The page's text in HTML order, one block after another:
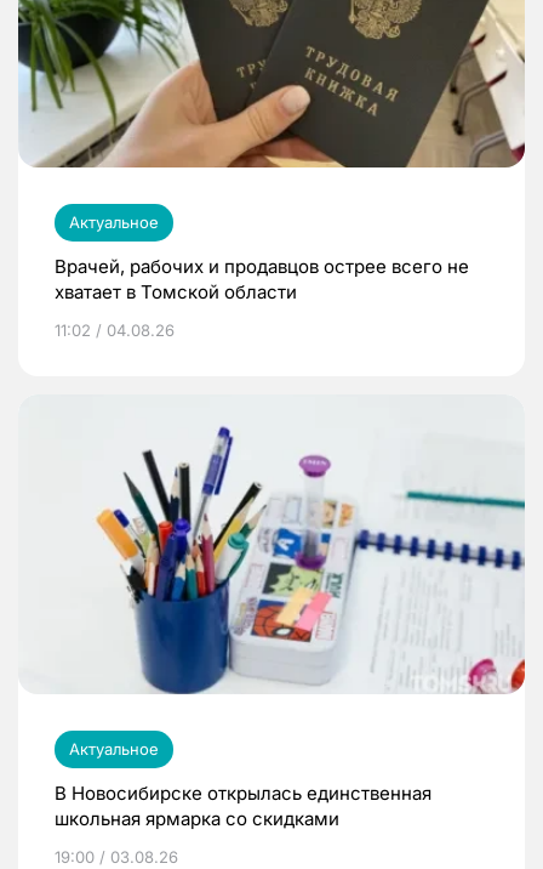
Актуальное
Врачей, рабочих и продавцов острее всего не
хватает в Томской области
11:02 / 04.08.26
Актуальное
В Новосибирске открылась единственная
школьная ярмарка со скидками
19:00 / 03.08.26